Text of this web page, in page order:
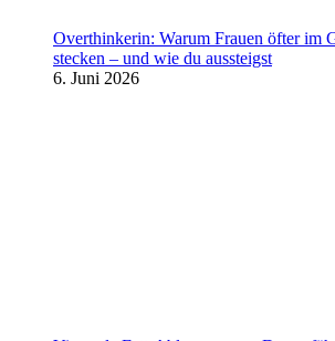
Overthinkerin: Warum Frauen öfter im
stecken – und wie du aussteigst
6. Juni 2026